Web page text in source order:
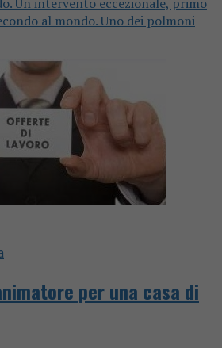
al mondo. Uno dei polmoni
per una casa di